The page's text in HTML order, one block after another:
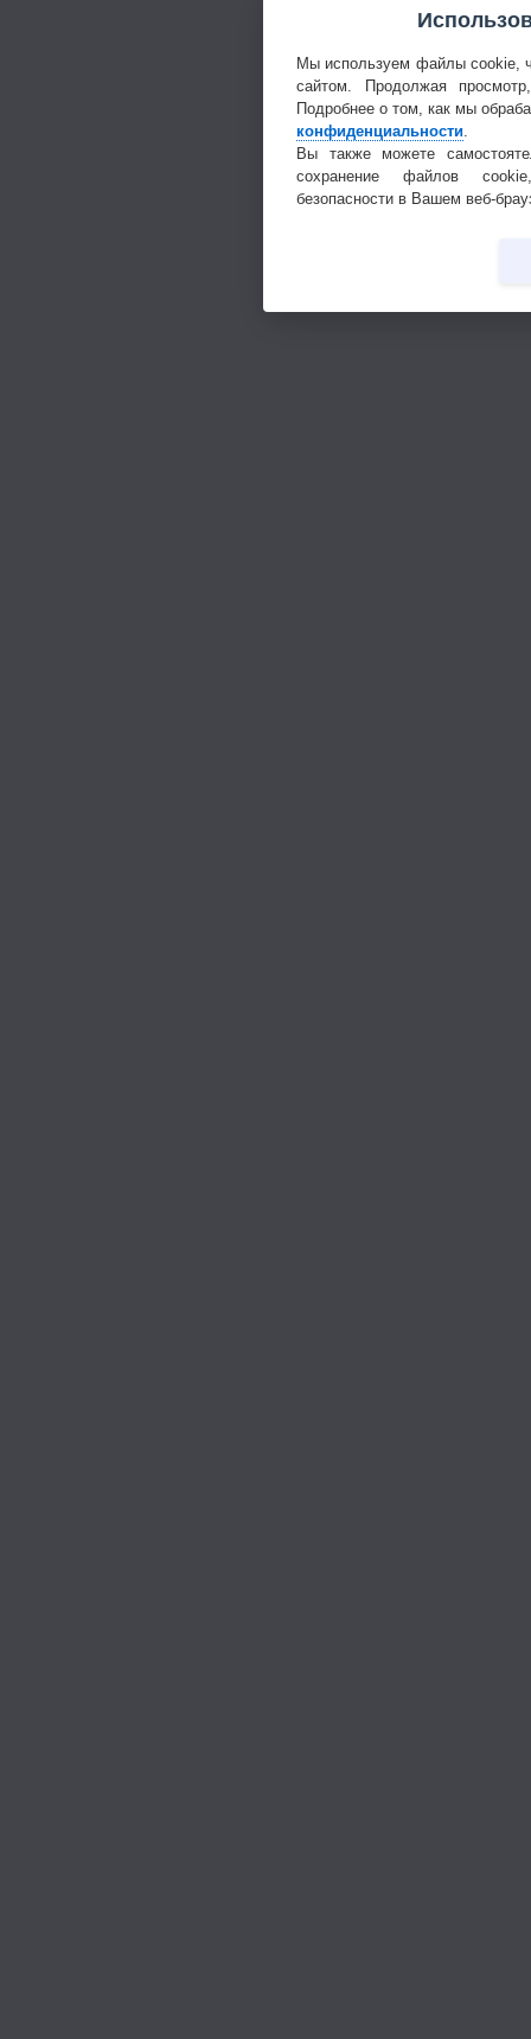
Мы используем файлы cookie,
сайтом. Продолжая
Подробнее о том, как мы
конфиденциальности
Вы также можете
сохранение файлов
безопасности в Вашем веб-